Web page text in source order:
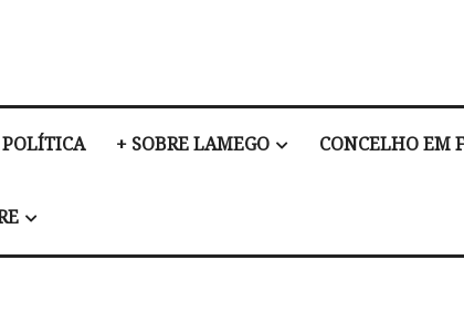
POLÍTICA + SOBRE LAMEGO CONCELHO EM